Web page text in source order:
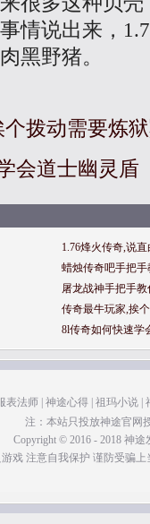
情说出来，
黑野猪。
拨动需要炼
会道士幽灵盾
1.76烽火传奇,说
蜡烛传奇吧手把
屠龙战神手把手
传奇最牛玩家,挨
8l传奇如何快速学
表法师 神途心得 祖玛小说
注：本站只投放神途官网
Copyright © 2016 - 2018 神途
戏 注意自我保护 谨防受骗